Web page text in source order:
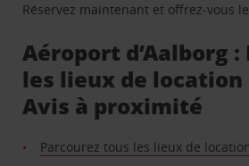
Réservez maintenant et offrez-vous
Aéroport d’Aalborg
les lieux de
Avis à proximité
Parcourez tous les lieux de